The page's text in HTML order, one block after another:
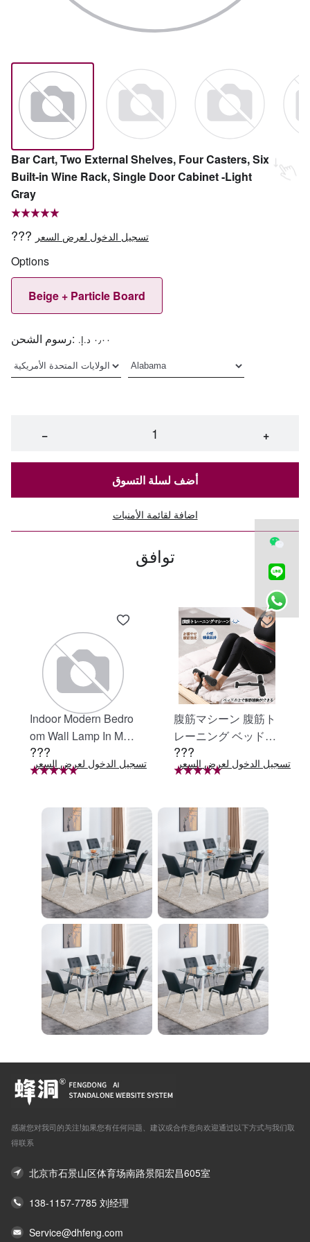
Bar Cart, Two External Shelves, Four Casters, Six
Built-in Wine Rack, Single Door Cabinet -Light
Gray
??? تسجيل الدخول لعرض السعر
Options
Beige + Particle Board
رسوم الشحن: ٠٫٠٠ د.إ.‏
− +
أضف لسلة التسوق
اضافة لقائمة الأمنيات
توافق
Indoor Modern Bedro
om Wall Lamp In Matt
e Black, Iron Clear Gl
ass Shade,4-Lights E
nity Light
???
تسجيل الدخول لعرض السعر
腹筋マシーン 腹筋ト
レーニング ベッド固
定 足固定 腹筋器具
腹筋マシン 足を押さ
レーニング器具 エク
ササイズ ダイエット
旅行 自宅 WBGHS-0
1-R
???
تسجيل الدخول لعرض السعر
感谢您对我司的关注!如果您有任何问题、建议或合作意向欢迎通过以下方式与我们取
得联系
北京市石景山区体育场南路景阳宏昌605室
138-1157-7785 刘经理
Service@dhfeng.com